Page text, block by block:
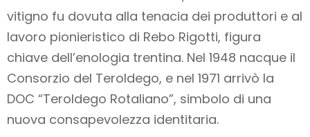
vitigno fu dovuta alla tenacia dei produttori e al
lavoro pionieristico di Rebo Rigotti, figura
chiave dell’enologia trentina. Nel 1948 nacque il
Consorzio del Teroldego, e nel 1971 arrivò la
DOC “Teroldego Rotaliano”, simbolo di una
nuova consapevolezza identitaria.